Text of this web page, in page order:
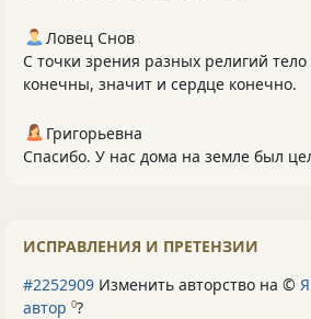
Ловец Снов
С точки зрения разных религий
конечны, значит и сердце конечно.
Григорьевна
Спасибо. У нас дома на земле был
ИСПРАВЛЕНИЯ И ПРЕТЕНЗИИ
#2252909 Изменить авторство на ©
автор 0?